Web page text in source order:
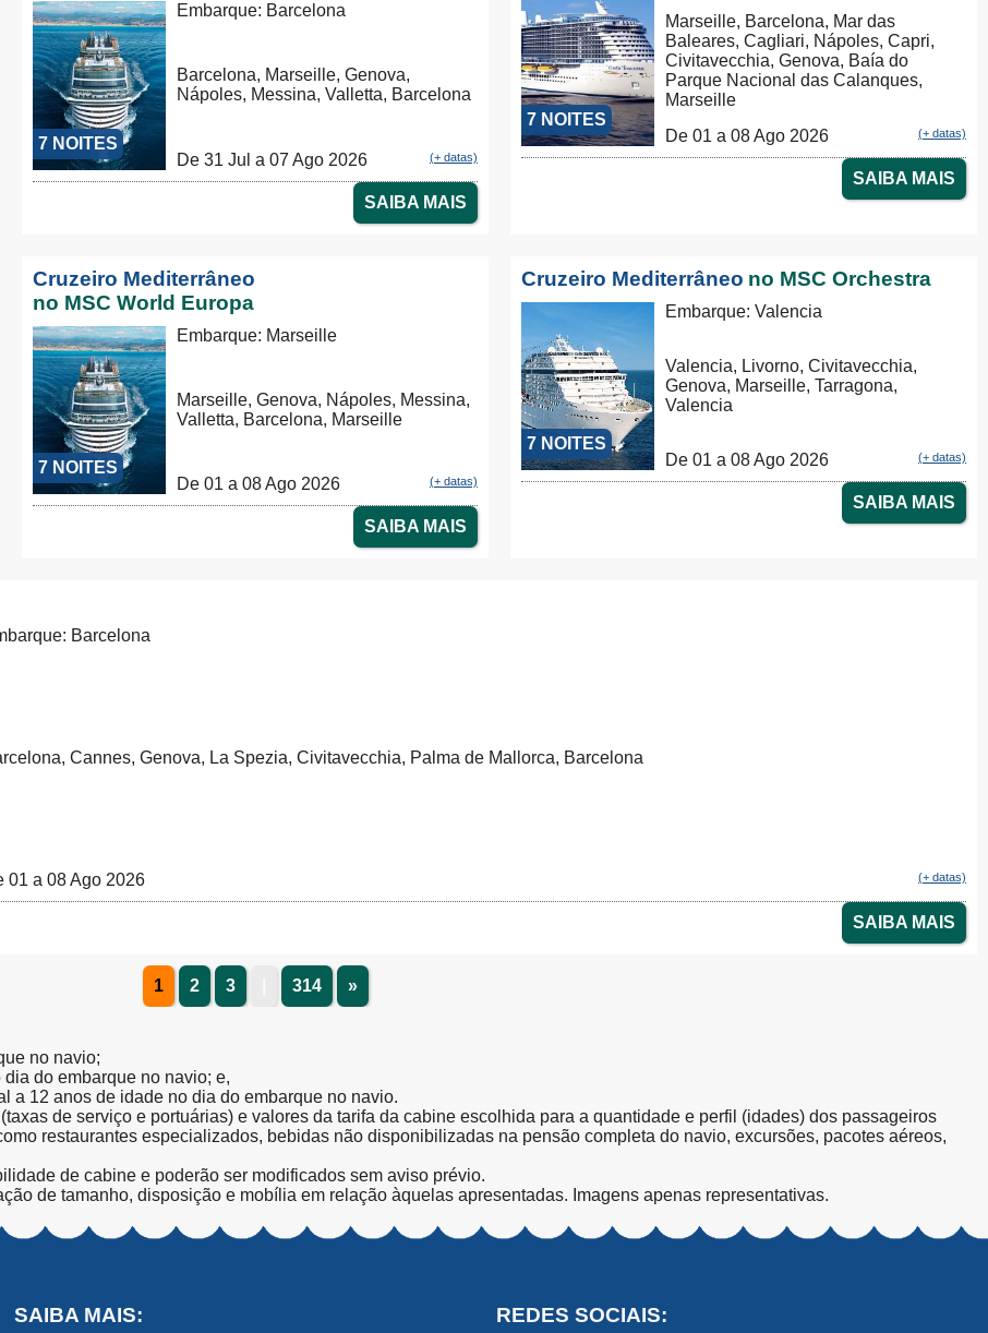
7 NOITES
Embarque: Barcelona
Barcelona, Marseille, Genova,
Nápoles, Messina, Valletta, Barcelona
De 31 Jul a 07 Ago 2026 (+ datas)
SAIBA MAIS
7 NOITES
Marseille, Barcelona, Mar das
Baleares, Cagliari, Nápoles, Capri,
Civitavecchia, Genova, Baía do
Parque Nacional das Calanques,
Marseille
De 01 a 08 Ago 2026
(+ datas)
SAIBA MAIS
Cruzeiro Mediterrâneo
no MSC World Europa
7 NOITES
Embarque: Marseille
Marseille, Genova, Nápoles, Messina,
Valletta, Barcelona, Marseille
De 01 a 08 Ago 2026 (+ datas)
SAIBA MAIS
Cruzeiro Mediterrâneo no MSC Orchestra
7 NOITES
Embarque: Valencia
Valencia, Livorno, Civitavecchia,
Genova, Marseille, Tarragona,
Valencia
De 01 a 08 Ago 2026 (+ datas)
SAIBA MAIS
Barcelona
Cannes, Genova, La Spezia, Civitavecchia, Palma de Mallorca, Barcelona
01 a 08 Ago 2026 (+ datas)
SAIBA MAIS
1 2 3 314 »
no navio;
do embarque no navio; e,
a 12 anos de idade no dia do embarque no navio.
de serviço e portuárias) e valores da tarifa da cabine escolhida para a quantidade e perfil (idades) dos passageiros
restaurantes especializados, bebidas não disponibilizadas na pensão completa do navio, excursões, pacotes aéreos,
de cabine e poderão ser modificados sem aviso prévio.
de tamanho, disposição e mobília em relação àquelas apresentadas. Imagens apenas representativas.
SAIBA MAIS: REDES SOCIAIS: